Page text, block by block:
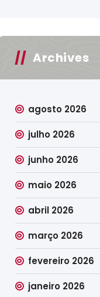
Archives
agosto 2026
julho 2026
junho 2026
maio 2026
abril 2026
março 2026
fevereiro 2026
janeiro 2026